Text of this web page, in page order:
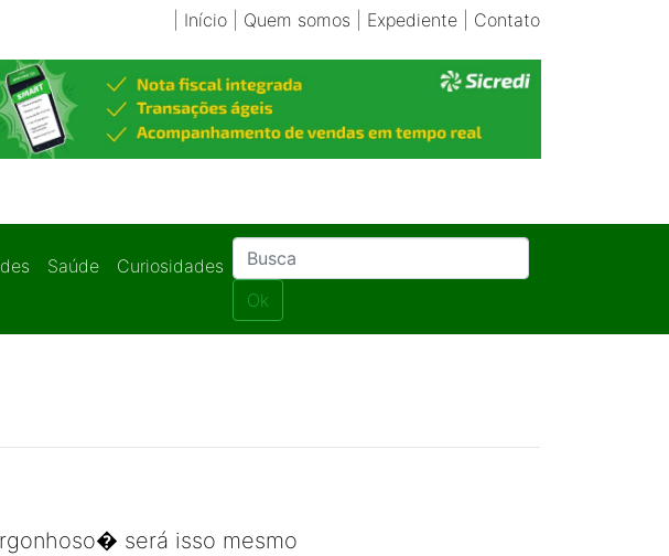
Início| Quem somos Expediente| Contato
Saúde
Curiosidades
Ok
será isso mesmo